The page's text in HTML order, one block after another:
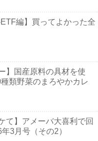
ETF編】買ってよかった全
】国産原料の具材を使
類野菜のまろやかカレ
て】アメーバ大喜利で回
3月号（その2）